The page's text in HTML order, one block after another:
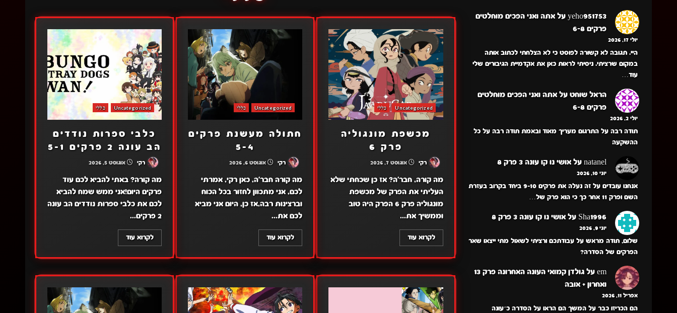
Uncategorized כללי
מכשפת מונגוליה
פרק 6
רקי אוגוסט 7, 2026
מה קורה, חבר'ה? אז כן שכחתי שלא
העליתי את הפרק של מכשפת
מונגוליה פרק 6 הפרק היה טוב
וממשיך את...
לקרוא עוד
Uncategorized כללי
חתולה מעשנת פרקים
5-4
רקי אוגוסט 6, 2026
מה קורה חבר'ה, כאן רקי, אמרתי
לכם, אני מתכוון לחזור בכל הכוח
וברצינות רבה,אז כן, היום אני מביא
לכם את...
לקרוא עוד
Uncategorized כללי
כלבי ספרות נודדים
הב עונה 2 פרקים 5-1
רקי אוגוסט 5, 2026
מה קורה? באתי להביא לכם עוד
פרקים היום!אני ממש שמח להביא
לכם את כלבי ספרות נודדים הב עונה
2 פרקים...
לקרוא עוד
yeho951753 עלאתה ואני הפכים מוחלטים
פרקים 6-8
יולי 17, 2026
היי. תגובה לא קשורה לפוסט כי לא הצלחתי לכתוב אותה
במקום שרציתי. ניסיתי לראות כאן את אקדמיית הגיבורים שלי
עוד…
הראל שוחט עלאתה ואני הפכים מוחלטים
פרקים 6-8
יולי 2, 2026
תודה רבה על התרגום מעריך מאוד ובאמת תודה רבה על כל
ההשקעה
natanel עלאושי נו קו עונה 3 פרק 8
יוני 10, 2026
אנחנו עובדים על זה נעלה את פרקים 9-10 ביחד בקרוב בעזרת
השם ופרק 11 אחר כך כי הוא פרק של…
Sha1996 עלאושי נו קו עונה 3 פרק 8
יוני 9, 2026
שלום, תודה מראש על עבודתכם ורציתי לשאול מתי ייצאו שאר
הפרקים של הסדרה?
em על
גולדן קמואי העונה האחרונה פרק 13
ואחרון + אובה
אפריל 11, 2026
הם הכריזו כבר על המשך הם הראו על הסדרה כ״עונה